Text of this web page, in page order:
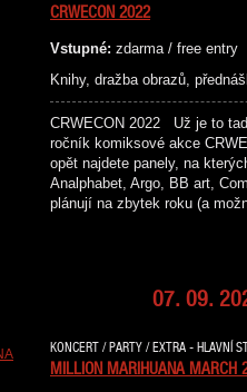
CRWECON 2022
Vstupné: zdarma / free entry
Knihy, dražba obrazů,
CRWECON 2022 Už je to
ročník komiksové akce
opět najdete panely, na
Analphabet, Argo, BB art,
plánují na zbytek roku (a
07. 09.
KONCERT / PARTY / EXTRA - HLAVNÍ
MILLION MARIHUANA MARCH